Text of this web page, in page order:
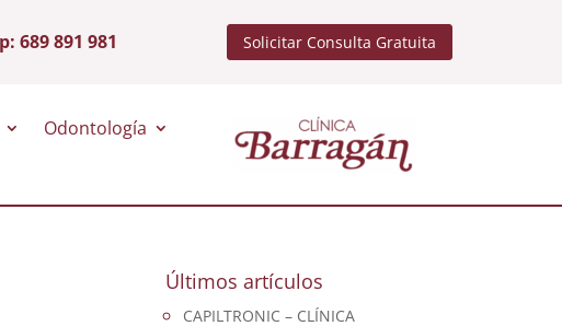
689 891 981 Solicitar Consulta Gratuita
Odontología
Últimos artículos
CAPILTRONIC – CLÍNICA